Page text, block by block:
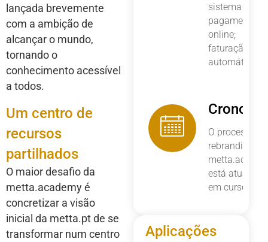
sistema de
pagamentos
online;
faturação
automática
O processo de
rebranding da
está
em curso.
Aplicações
lançada brevemente
com a ambição de
alcançar o mundo,
tornando o
conhecimento acessível
a todos.
Um centro de
recursos
partilhados
O maior desafio da
metta.academy é
concretizar a visão
inicial da metta.pt de se
transformar num centro